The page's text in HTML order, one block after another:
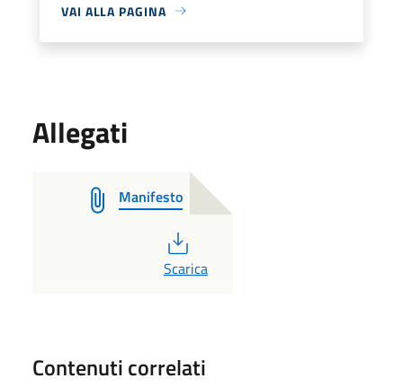
VAI ALLA PAGINA
Allegati
Manifesto
PDF
Scarica
Contenuti correlati